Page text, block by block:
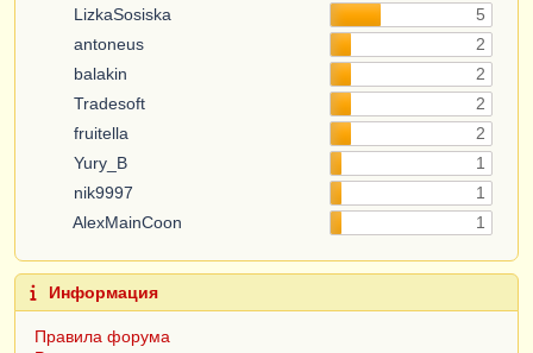
LizkaSosiska
5
antoneus
2
balakin
2
Tradesoft
2
fruitella
2
Yury_B
1
nik9997
1
AlexMainCoon
1
Информация
Правила форума